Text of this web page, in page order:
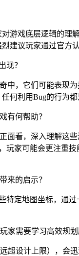
游戏底层逻辑的
建议玩家通过官方
现？
中，它们可能表现
何利用Bug的行为都
有何帮助？
面看，深入理解这
玩家可能会更注重
来的启示？
特定地图坐标，通
家需要学习高效规
设计上限），会